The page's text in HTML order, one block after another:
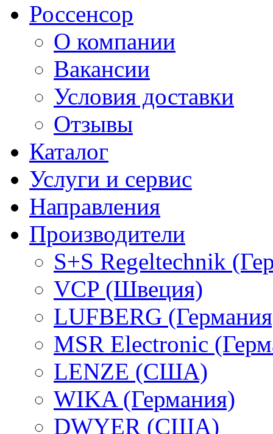
Россенсор
О компании
Вакансии
Условия доставки
Отзывы
Каталог
Услуги и сервис
Направления
Производители
S+S Regeltechnik
VCP (Швеция)
LUFBERG
MSR Electronic
LENZE (США)
WIKA (Германия)
DWYER (США)